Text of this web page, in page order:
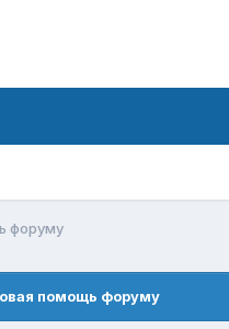
форуму
помощь форуму